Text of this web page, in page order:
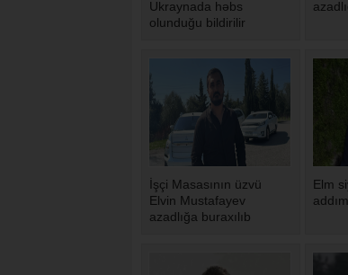
Ukraynada həbs
olunduğu bildirilir
İşçi Masasının üzvü
Elvin Mustafayev
azadlığa buraxılıb
Elm